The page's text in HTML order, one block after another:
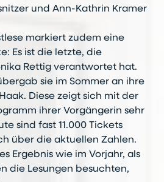
und Ann-Kathrin Kramer
markiert zudem eine
Es ist die letzte, die
Rettig verantwortet hat.
sie im Sommer an ihre
Diese zeigt sich mit der
ihrer Vorgängerin sehr
sind fast 11.000 Tickets
über die aktuellen Zahlen.
Ergebnis wie im Vorjahr, als
die Lesungen besuchten,